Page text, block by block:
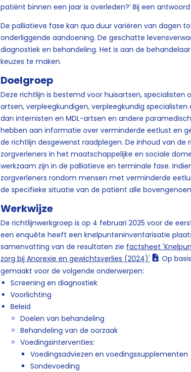
patiënt binnen een jaar is overleden?’ Bij een
De palliatieve fase kan qua duur variëren van dagen
onderliggende aandoening. De geschatte
diagnostiek en behandeling. Het is aan de
keuzes te maken.
Doelgroep
Deze richtlijn is bestemd voor huisartsen, specialisten
artsen, verpleegkundigen, verpleegkundig
dan internisten en MDL-artsen en andere
hebben aan informatie over verminderde eetlust en
de richtlijn desgewenst raadplegen. De inhoud van de
zorgverleners in het maatschappelijke en sociale
werkzaam zijn in de palliatieve en terminale fase.
zorgverleners rondom mensen met verminderde
de specifieke situatie van de patiënt alle
Werkwijze
De richtlijnwerkgroep is op 4 februari 2025 voor de
een enquête heeft een knelpunteninventarisatie
samenvatting van de resultaten zie factsheet
zorg bij Anorexie en gewichtsverlies (2024)'
. Op
gemaakt voor de volgende onderwerpen:
Screening en diagnostiek
Voorlichting
Beleid
Doelen van behandeling
Behandeling van de oorzaak
Voedingsinterventies:
Voedingsadviezen en voedingssupplementen
Sondevoeding